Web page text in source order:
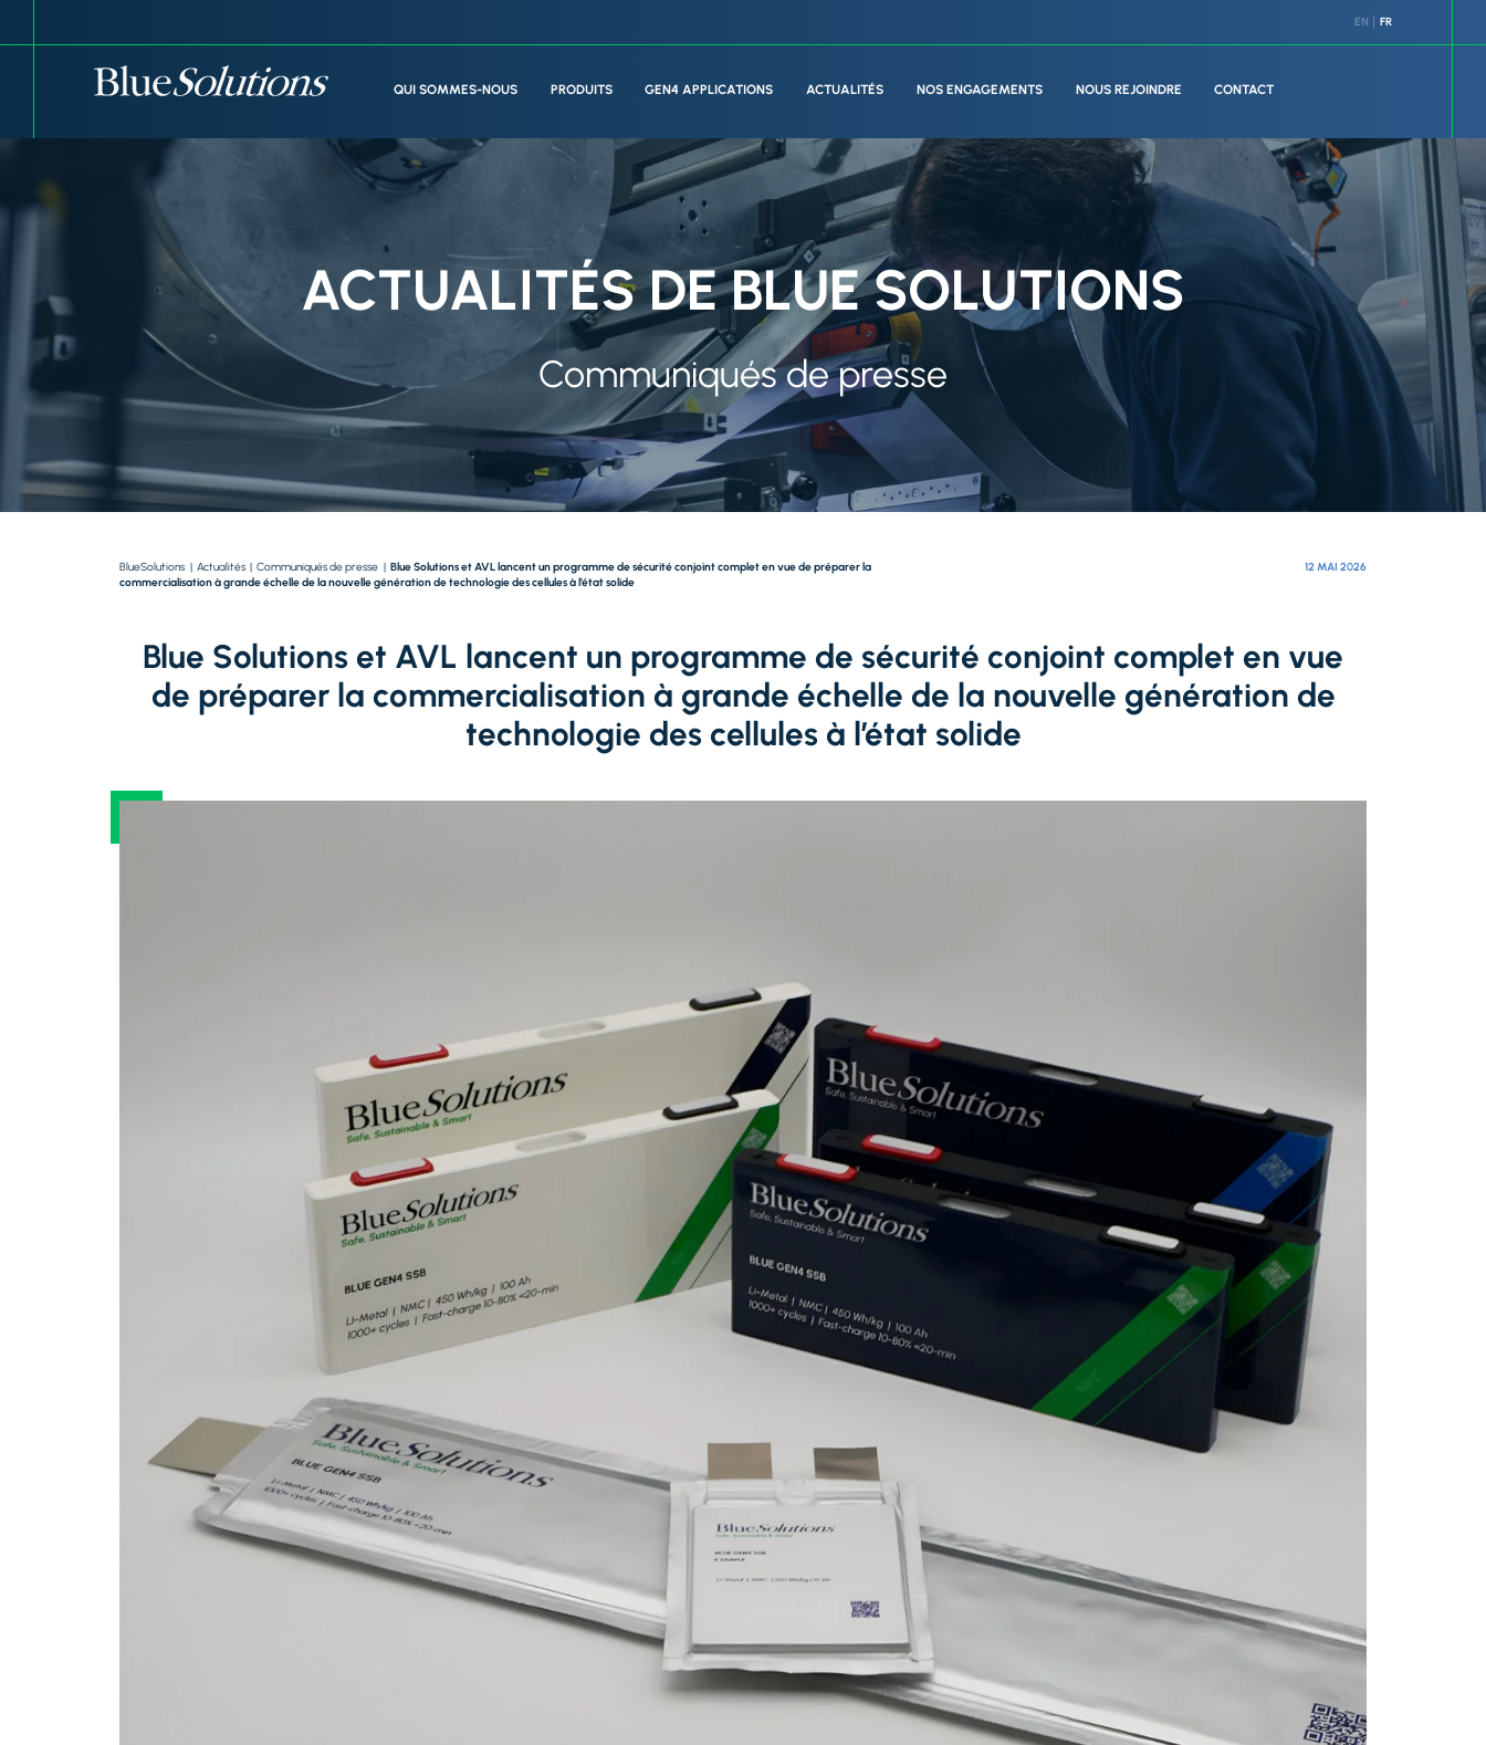
QUI SOMMES-NOUS PRODUITS GEN4 APPLICATIONS ACTUALITÉS NOS ENGAGEMENTS NOUS REJOINDRE CONTACT
EN FR
ACTUALITÉS DE BLUE SOLUTIONS
Communiqués de presse
BlueSolutions | Actualités | Communiqués de presse | Blue Solutions et AVL lancent un programme de sécurité conjoint complet en vue de préparer la
commercialisation à grande échelle de la nouvelle génération de technologie des cellules à l’état solide
12 MAI 2026
Blue Solutions et AVL lancent un programme de sécurité conjoint complet en vue
de préparer la commercialisation à grande échelle de la nouvelle génération de
technologie des cellules à l’état solide